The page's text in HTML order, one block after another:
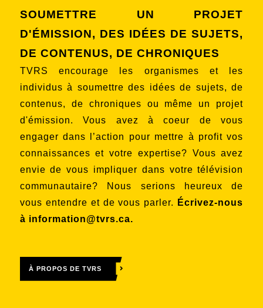
SOUMETTRE UN PROJET
D'ÉMISSION, DES IDÉES DE SUJETS,
DE CONTENUS, DE CHRONIQUES
TVRS encourage les organismes et les
individus à soumettre des idées de sujets, de
contenus, de chroniques ou même un projet
d'émission. Vous avez à coeur de vous
engager dans l’action pour mettre à profit vos
connaissances et votre expertise? Vous avez
envie de vous impliquer dans votre télévision
communautaire? Nous serions heureux de
vous entendre et de vous parler.
Écrivez-nous
à information@tvrs.ca.
À PROPOS DE TVRS